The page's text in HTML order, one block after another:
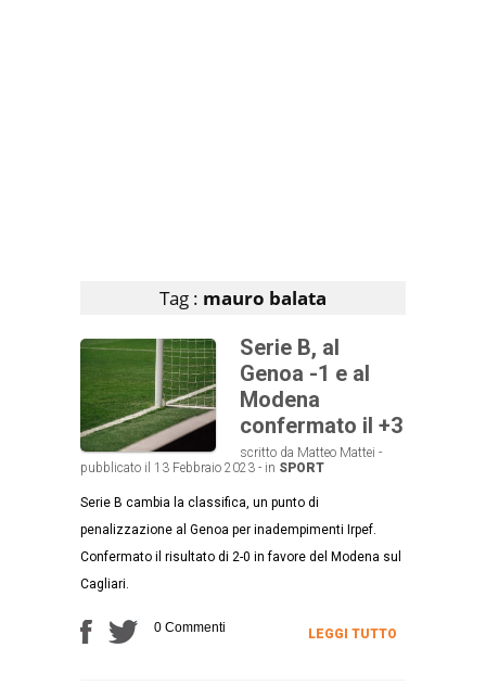
Tag : mauro balata
Serie B, al
Genoa -1 e al
Modena
confermato il +3
scritto da Matteo Mattei -
pubblicato il 13 Febbraio 2023 - in SPORT
Serie B cambia la classifica, un punto di
penalizzazione al Genoa per inadempimenti Irpef.
Confermato il risultato di 2-0 in favore del Modena sul
Cagliari.
0 Commenti LEGGI TUTTO